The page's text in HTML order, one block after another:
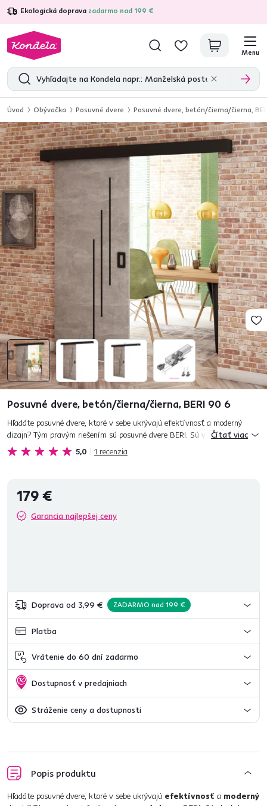
Ekologická doprava zadarmo nad 199 €
4,7 31 157overených produktových recenzií
Menu
Úvod Obývačka Posuvné dvere Posuvné dvere, betón/čierna/čierna,
Posuvné dvere, betón/čierna/čierna, BERI 90 6
5,0 1 recenzia
Hľadáte posuvné dvere, ktoré v sebe ukrývajú efektívnosť a moderný
dizajn? Tým pravým riešením sú posuvné dvere BERI. Sú vhodné na
oddelenie rôznych miestností ako je obývačka, jedáleň alebo kance...
Čítať viac
179 €
Garancia najlepšej ceny
Doprava od 3,99 € ZADARMO nad 199 €
Platba
Vrátenie do 60 dní zadarmo
Dostupnosť v predajniach
Stráženie ceny a dostupnosti
Popis produktu
Hľadáte posuvné dvere, ktoré v sebe ukrývajú efektívnosť a moderný